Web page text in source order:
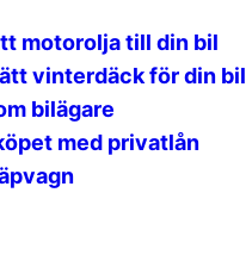
motorolja till din bil
vinterdäck för din bil
bilägare
med privatlån